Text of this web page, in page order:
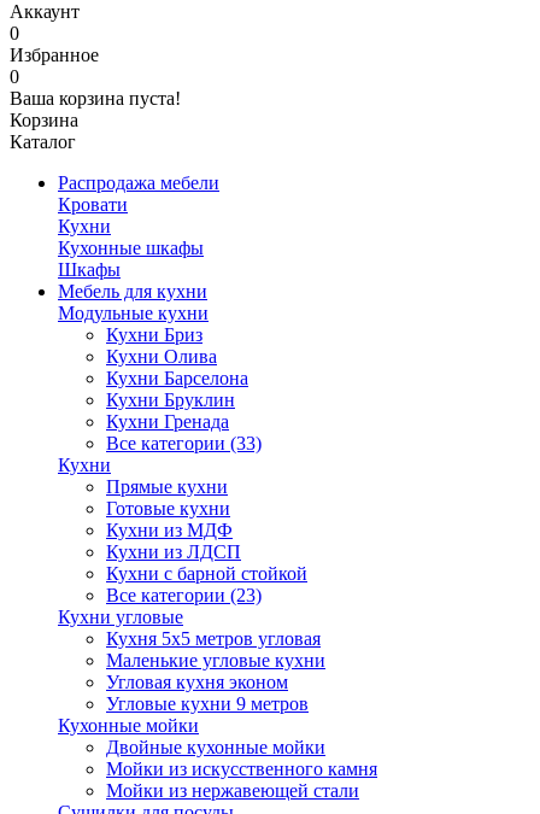
Аккаунт
0
Избранное
0
Ваша корзина пуста!
Корзина
Каталог
Распродажа мебели
Кровати
Кухни
Кухонные шкафы
Шкафы
Мебель для кухни
Модульные кухни
Кухни Бриз
Кухни Олива
Кухни Барселона
Кухни Бруклин
Кухни Гренада
Все категории (33)
Кухни
Прямые кухни
Готовые кухни
Кухни из МДФ
Кухни из ЛДСП
Кухни с барной стойкой
Все категории (23)
Кухни угловые
Кухня 5х5 метров угловая
Маленькие угловые кухни
Угловая кухня эконом
Угловые кухни 9 метров
Кухонные мойки
Двойные кухонные мойки
Мойки из искусственного камня
Мойки из нержавеющей стали